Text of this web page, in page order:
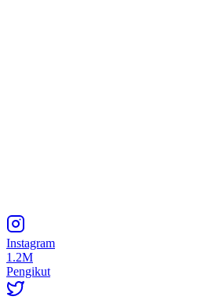
Instagram
1.2M
Pengikut